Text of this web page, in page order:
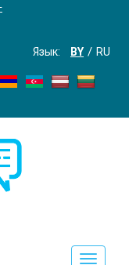
Язык: BY RU
Toggle